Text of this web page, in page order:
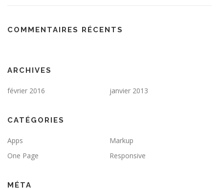
COMMENTAIRES RÉCENTS
ARCHIVES
février 2016 janvier 2013
CATÉGORIES
Apps
Markup
One Page
Responsive
MÉTA